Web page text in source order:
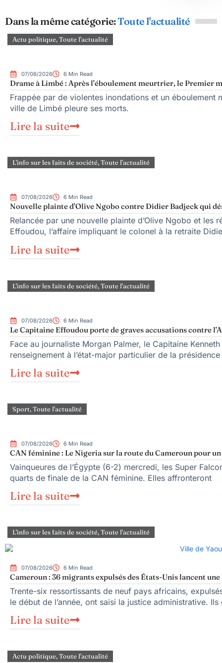
Dans la même catégorie:Toute l'actualité
Actu politique,Toute l'actualité
07/08/2026 6 Min Read
Drame à Limbé : Après l’éboulement meurtrier, le Premier
Frappée par de violentes inondations et un
ville de Limbé pleure ses morts.
Lire la suite
L'info sur les faits de société,Toute l'actualité
07/08/2026 6 Min Read
Nouvelle plainte d’Olive Ngobo contre Didier Badjeck qui
Relancée par une nouvelle plainte d’Olive Ngobo et les
Effoudou, l’affaire impliquant le colonel à la retraite
Lire la suite
L'info sur les faits de société,Toute l'actualité
07/08/2026 6 Min Read
Le Capitaine Effoudou porte de graves accusations contre
Face au journaliste Morgan Palmer, le Capitaine
renseignement à l’état-major particulier de la
Lire la suite
Sport,Toute l'actualité
07/08/2026 6 Min Read
CAN féminine : Le Nigeria sur la route du Cameroun pour
Vainqueures de l’Égypte (6-2) mercredi, les Super
quarts de finale de la CAN féminine. Elles affronteront
Lire la suite
L'info sur les faits de société,Toute l'actualité
07/08/2026 6 Min Read
Cameroun : 36 migrants expulsés des États-Unis lancent
Trente-six ressortissants de neuf pays africains,
le début de l’année, ont saisi la justice administrative. Ils
Lire la suite
Actu politique,Toute l'actualité